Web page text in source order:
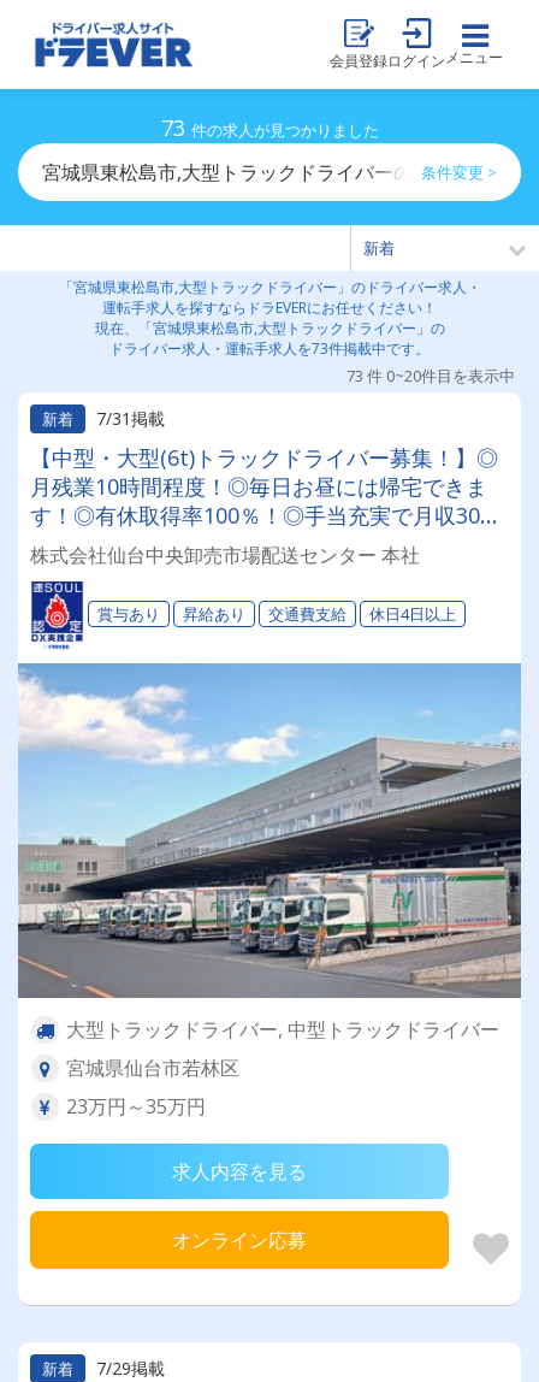
会員登録ログイン メニュー
73 件の求人が見つかりました
宮城県東松島市,大型トラックドライバーのドライバー求
条件変更 >
「宮城県東松島市,大型トラックドライバー」のドライバー求人・
運転手求人を探すならドラEVERにお任せください！
現在、「宮城県東松島市,大型トラックドライバー」の
ドライバー求人・運転手求人を73件掲載中です。
73 件 0~20件目を表示中
新着
7/31掲載
【中型・大型(6t)トラックドライバー募集！】◎
月残業10時間程度！◎毎日お昼には帰宅できま
す！◎有休取得率100％！◎手当充実で月収30万
円以上可能！◎賞与年3回！◎カゴ車輸送＆パワ
ーゲート搭載！★午後からは自分の時間★
株式会社仙台中央卸売市場配送センター 本社
賞与あり 昇給あり 交通費支給 休日4日以上
大型トラックドライバー, 中型トラックドライバー
宮城県仙台市若林区
23万円～35万円
求人内容を見る
オンライン応募
新着 7/29掲載